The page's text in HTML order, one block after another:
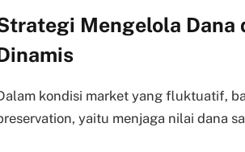
Mengelola Dana
kondisi market yang fluktuatif,
yaitu menjaga nilai dana